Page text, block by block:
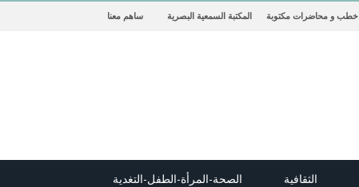
خطب و محاضرات مكتوبة المكتبة السمعية البصرية ساهم معنا
الثقافية الصحة-المرأة-الطفل-التغدية